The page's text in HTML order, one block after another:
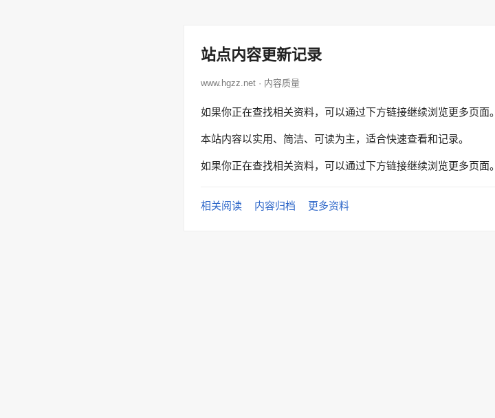
站点内容更新记录
www.hgzz.net · 内容质量
如果你正在查找相关资料，可以通过下方链接继续浏览更多页面。
本站内容以实用、简洁、可读为主，适合快速查看和记录。
如果你正在查找相关资料，可以通过下方链接继续浏览更多页面。
相关阅读 内容归档 更多资料